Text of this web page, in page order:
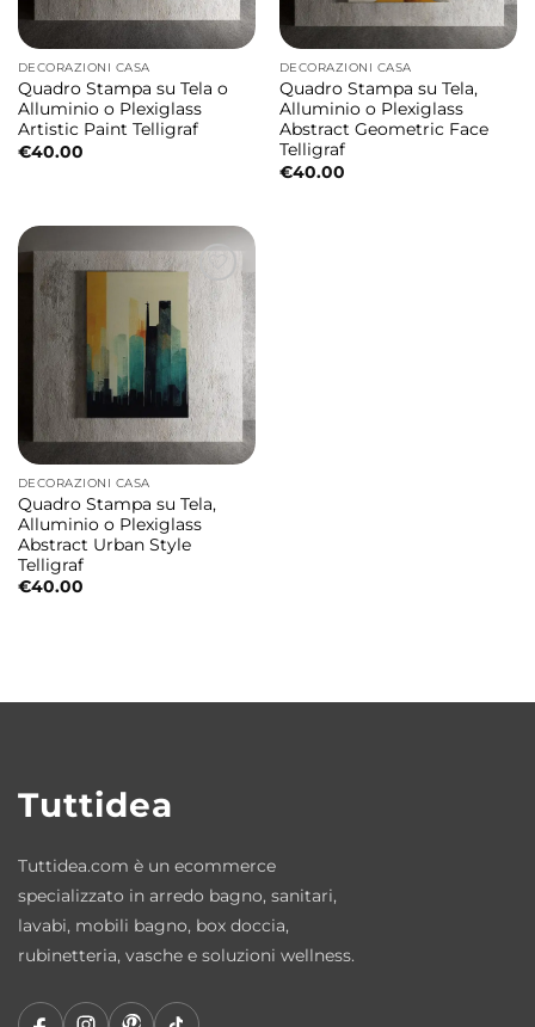
DECORAZIONI CASA
Quadro Stampa su Tela o
Alluminio o Plexiglass
Artistic Paint Telligraf
€40.00
DECORAZIONI CASA
Quadro Stampa su Tela,
Alluminio o Plexiglass
Abstract Geometric Face
Telligraf
€40.00
DECORAZIONI CASA
Quadro Stampa su Tela,
Alluminio o Plexiglass
Abstract Urban Style
Telligraf
€40.00
Tuttidea
Tuttidea.com è un ecommerce
specializzato in arredo bagno, sanitari,
lavabi, mobili bagno, box doccia,
rubinetteria, vasche e soluzioni wellness.